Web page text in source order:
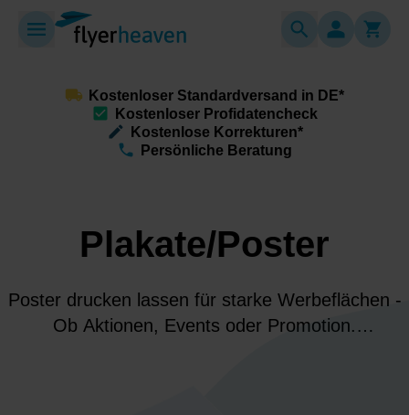
Kostenloser Standardversand in DE*
Kostenloser Profidatencheck
Kostenlose Korrekturen*
Persönliche Beratung
Plakate/Poster
Poster drucken lassen für starke Werbeflächen -
Ob Aktionen, Events oder Promotion.